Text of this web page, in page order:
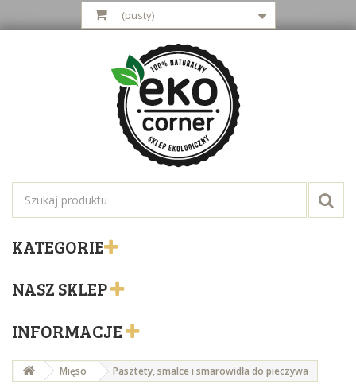
(pusty)
KATEGORIE
NASZ SKLEP
INFORMACJE
Mięso Pasztety, smalce i smarowidła do pieczywa